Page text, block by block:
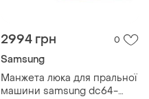
2994 грн 0
Samsung
Манжета люка для пральної
машини samsung dc64-